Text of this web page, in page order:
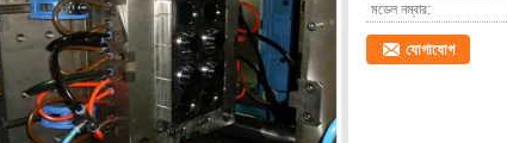
মডেল নম্বার:
যোগাযোগ